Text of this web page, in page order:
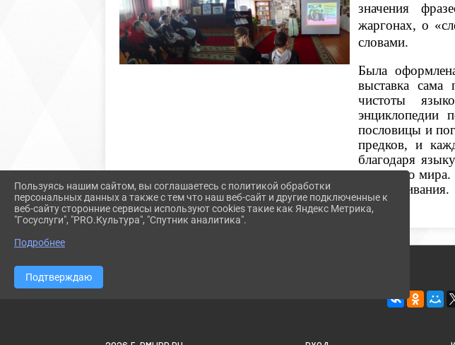
значения
жаргонах, о
словами.
Была
выставка
чистоты
энциклопедии
пословицы и
предков, и
благодаря
познанию мира.
их проживания.
Пользуясь нашим сайтом, вы соглашаетесь с политикой обработки
персональных данных а также с тем что наш веб-сайт и другие подключенные к
веб-сайту сторонние сервисы используют cookies такие как Яндекс Метрика,
"Госуслуги", "PRO.Культура", "Спутник аналитика".
Подробнее
Подтверждаю